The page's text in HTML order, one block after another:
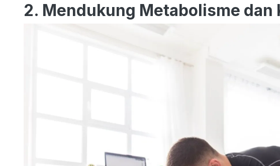
2. Mendukung Metabolisme dan